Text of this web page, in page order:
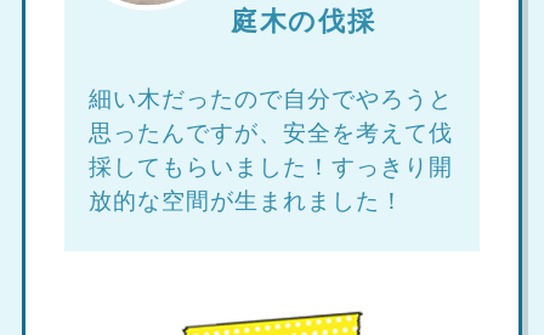
庭木の伐採
細い木だったので自分でやろうと
思ったんですが、安全を考えて伐
採してもらいました！すっきり開
放的な空間が生まれました！